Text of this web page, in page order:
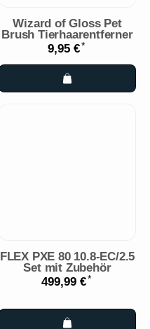
Wizard of Gloss Pet
Brush Tierhaarentferner
9,95 €*
FLEX PXE 80 10.8-EC/2.5
Set mit Zubehör
499,99 €*